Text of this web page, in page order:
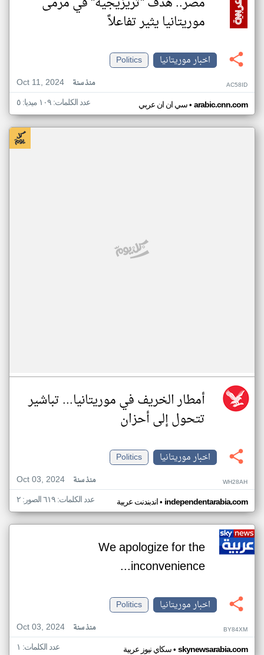
موريتانيا يثير تفاعلاً
اخبار موريتانيا
Politics
Oct 11, 2024
منذ سنة AC58ID
سي ان ان عربي• arabic.cnn.com عدد الكلمات: ١٠٩ ميديا: ٥
أمطار الخريف في موريتانيا... تباشير
تتحول إلى أحزان
اخبار موريتانيا
Politics
Oct 03, 2024
منذ سنة WH28AH
اندبندنت عربية• independentarabia.com عدد الكلمات: ٦١٩ الصور: ٢
We apologize for the
inconvenience...
اخبار موريتانيا
Politics
Oct 03, 2024
منذ سنة BY84XM
سكاي نيوز عربية• skynewsarabia.com عدد الكلمات: ١